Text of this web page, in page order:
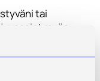
tai
myös